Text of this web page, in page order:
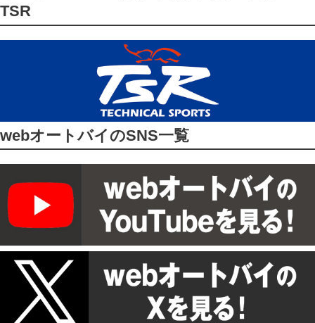
TSR
webオートバイのSNS一覧